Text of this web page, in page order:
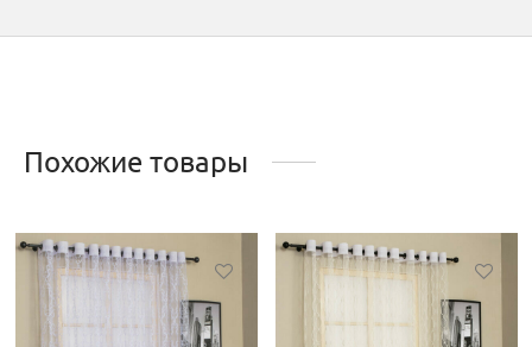
Похожие товары